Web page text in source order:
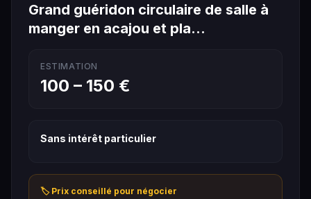
Grand guéridon circulaire de salle à
manger en acajou et pla…
ESTIMATION
100 – 150 €
Sans intérêt particulier
🏷️ Prix conseillé pour négocier